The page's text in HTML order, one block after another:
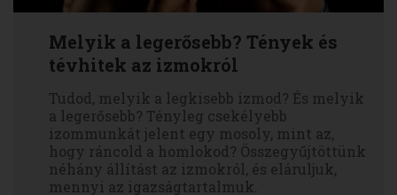
Melyik a legerősebb? Tények és
tévhitek az izmokról
Tudod, melyik a legkisebb izmod? És melyik
a legerősebb? Tényleg csekélyebb
izommunkát jelent egy mosoly, mint az,
hogy ráncold a homlokod? Összegyűjtöttünk
néhány állítást az izmokról, és eláruljuk,
mennyi az igazságtartalmuk.